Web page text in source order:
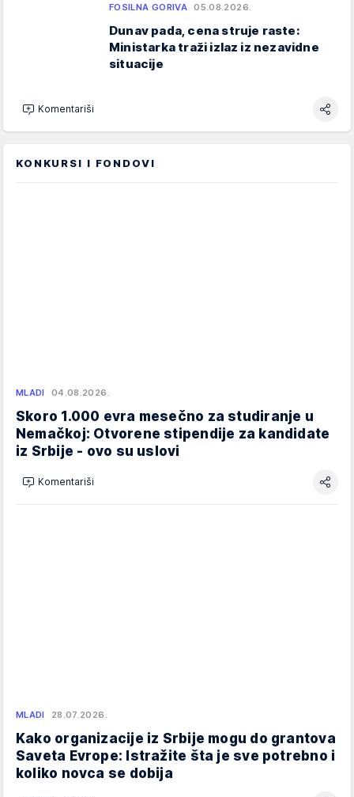
FOSILNA GORIVA 05.08.2026.
Dunav pada, cena struje raste:
Ministarka traži izlaz iz nezavidne
situacije
Komentariši
KONKURSI I FONDOVI
MLADI 04.08.2026.
Skoro 1.000 evra mesečno za studiranje u
Nemačkoj: Otvorene stipendije za kandidate
iz Srbije - ovo su uslovi
Komentariši
MLADI 28.07.2026.
Kako organizacije iz Srbije mogu do grantova
Saveta Evrope: Istražite šta je sve potrebno i
koliko novca se dobija